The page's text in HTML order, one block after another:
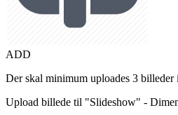
ADD
Der skal minimum uploades 3 billeder
Upload billede til "Slideshow" -